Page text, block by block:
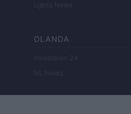
Lgbtq News
OLANDA
Investeren 24
NL Newz